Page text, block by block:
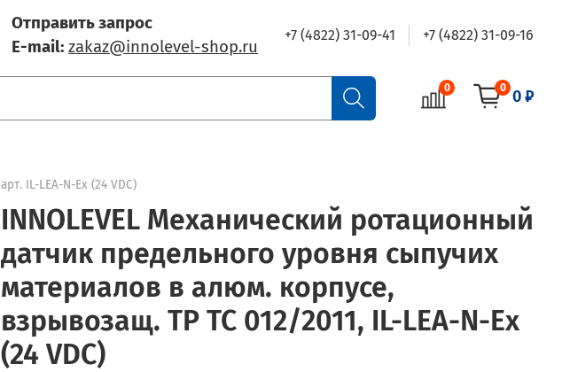
Отправить запрос
E-mail: zakaz@innolevel-shop.ru
+7 (4822) 31-09-41 +7 (4822) 31-09-16
0 0 0 ₽
арт. IL-LEA-N-Ex (24 VDC)
INNOLEVEL Механический ротационный
датчик предельного уровня сыпучих
материалов в алюм. корпусе,
взрывозащ. ТР ТС 012/2011, IL-LEA-N-Ex
(24 VDC)